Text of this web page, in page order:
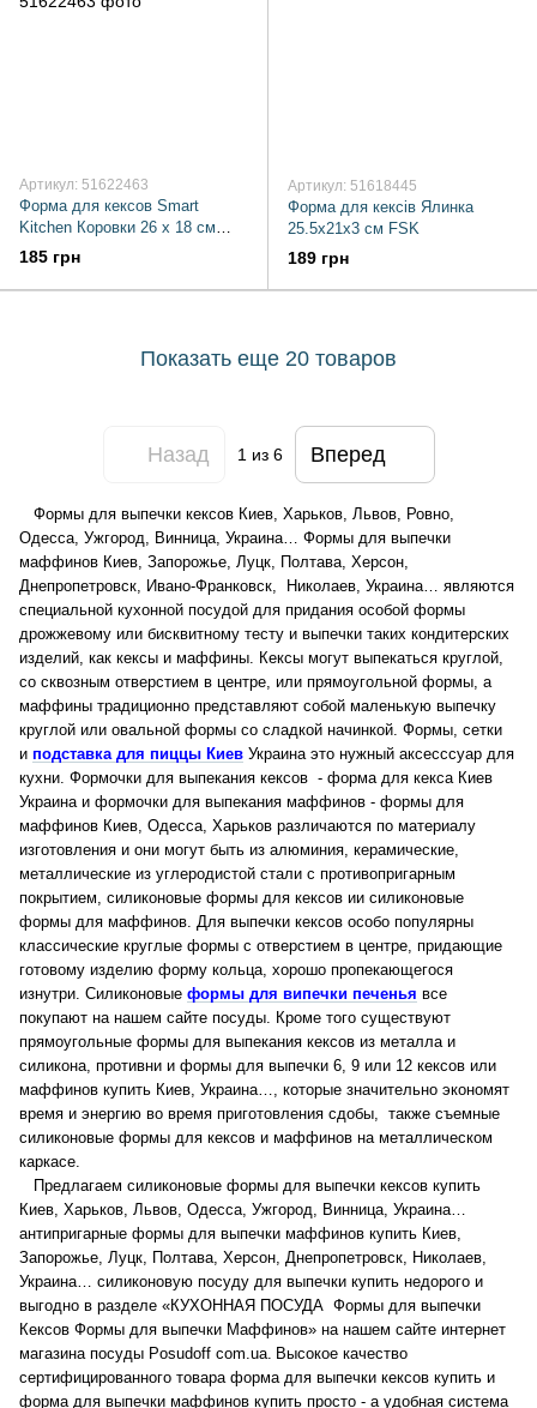
Артикул: 51622463
Форма для кексов Smart
Kitchen Коровки 26 х 18 см
Голубая (51622463)
185 грн
Артикул: 51618445
Форма для кексів Ялинка
25.5х21х3 см FSK
189 грн
Показать еще 20 товаров
Назад 1из 6 Вперед
Формы для выпечки кексов Киев, Харьков, Львов, Ровно,
Одесса, Ужгород, Винница, Украина… Формы для выпечки
маффинов Киев, Запорожье, Луцк, Полтава, Херсон,
Днепропетровск, Ивано-Франковск, Николаев, Украина… являются
специальной кухонной посудой для придания особой формы
дрожжевому или бисквитному тесту и выпечки таких кондитерских
изделий, как кексы и маффины. Кексы могут выпекаться круглой,
со сквозным отверстием в центре, или прямоугольной формы, а
маффины традиционно представляют собой маленькую выпечку
круглой или овальной формы со сладкой начинкой. Формы, сетки
и подставка для пиццы Киев Украина это нужный аксесссуар для
кухни. Формочки для выпекания кексов - форма для кекса Киев
Украина и формочки для выпекания маффинов - формы для
маффинов Киев, Одесса, Харьков различаются по материалу
изготовления и они могут быть из алюминия, керамические,
металлические из углеродистой стали с противопригарным
покрытием, силиконовые формы для кексов ии силиконовые
формы для маффинов. Для выпечки кексов особо популярны
классические круглые формы с отверстием в центре, придающие
готовому изделию форму кольца, хорошо пропекающегося
изнутри. Силиконовые формы для випечки печенья все
покупают на нашем сайте посуды. Кроме того существуют
прямоугольные формы для выпекания кексов из металла и
силикона, противни и формы для выпечки 6, 9 или 12 кексов или
маффинов купить Киев, Украина…, которые значительно экономят
время и энергию во время приготовления сдобы, также съемные
силиконовые формы для кексов и маффинов на металлическом
каркасе.
Предлагаем силиконовые формы для выпечки кексов купить
Киев, Харьков, Львов, Одесса, Ужгород, Винница, Украина…
антипригарные формы для выпечки маффинов купить Киев,
Запорожье, Луцк, Полтава, Херсон, Днепропетровск, Николаев,
Украина… силиконовую посуду для выпечки купить недорого и
выгодно в разделе «КУХОННАЯ ПОСУДА Формы для выпечки
Кексов Формы для выпечки Маффинов» на нашем сайте интернет
магазина посуды Posudoff com.ua. Высокое качество
сертифицированного товара форма для выпечки кексов купить и
форма для выпечки маффинов купить просто - а удобная система